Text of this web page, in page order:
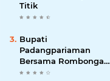
Titik
Bupati
Padangpariaman
Bersama Rombongan
Jemput Aspirasi